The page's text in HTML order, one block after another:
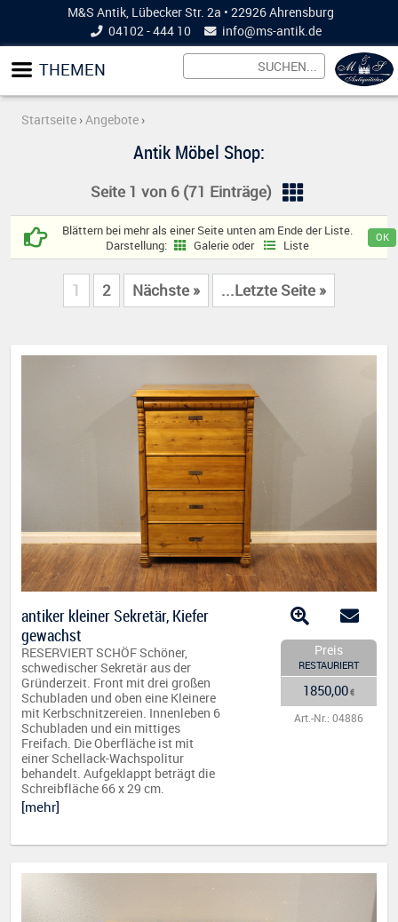
M&S Antik, Lübecker Str. 2a • 22926 Ahrensburg
04102 - 444 10
info@ms-antik.de
THEMEN
Startseite ›Angebote ›
Antik Möbel Shop:
Seite 1 von 6 (71 Einträge)
Blättern bei mehr als einer Seite unten am Ende der Liste.
Darstellung:
Galerie oder Liste
1 2 Nächste » ...Letzte Seite »
antiker kleiner Sekretär, Kiefer
gewachst
RESERVIERT SCHÖF Schöner,
schwedischer Sekretär aus der
Gründerzeit. Front mit drei großen
Schubladen und oben eine Kleinere
mit Kerbschnitzereien. Innenleben 6
Schubladen und ein mittiges
Freifach. Die Oberfläche ist mit
einer Schellack-Wachspolitur
behandelt. Aufgeklappt beträgt die
Schreibfläche 66 x 29 cm.
[mehr]
Preis
RESTAURIERT
1850,00€
Art.-Nr.: 04886